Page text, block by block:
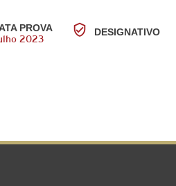
PROVA
2023
DESIGNATIVO